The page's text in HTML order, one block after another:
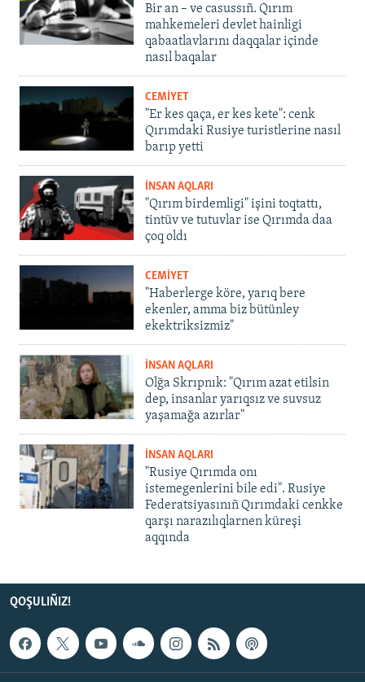
Bir an – ve casussıñ. Qırım
mahkemeleri devlet hainligi
qabaatlavlarını daqqalar içinde
nasıl baqalar
CEMİYET
"Er kes qaça, er kes kete": cenk
Qırımdaki Rusiye turistlerine nasıl
barıp yetti
İNSAN AQLARI
"Qırım birdemligi" işini toqtattı,
tintüv ve tutuvlar ise Qırımda daa
çoq oldı
CEMİYET
"Haberlerge köre, yarıq bere
ekenler, amma biz bütünley
ekektriksizmiz"
İNSAN AQLARI
Olğa Skrıpnık: "Qırım azat etilsin
dep, insanlar yarıqsız ve suvsuz
yaşamağa azırlar"
İNSAN AQLARI
"Rusiye Qırımda onı
istemegenlerini bile edi". Rusiye
Federatsiyasınıñ Qırımdaki cenkke
qarşı narazılıqlarnen küreşi
aqqında
QOŞULIÑIZ!